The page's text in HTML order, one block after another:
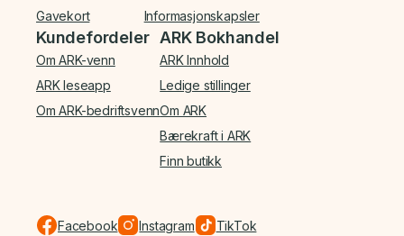
Gavekort
Informasjonskapsler
Kundefordeler
Om ARK-venn
ARK leseapp
Om ARK-bedriftsvenn
ARK Bokhandel
ARK Innhold
Ledige stillinger
Om ARK
Bærekraft i ARK
Finn butikk
Facebook Instagram TikTok